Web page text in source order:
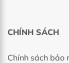
CHÍNH SÁCH
Chính sách bảo